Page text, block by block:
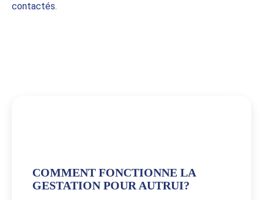
contactés.
COMMENT FONCTIONNE LA
GESTATION POUR AUTRUI?